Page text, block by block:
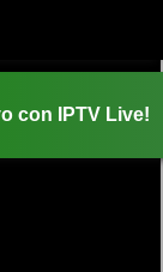
con IPTV Live!